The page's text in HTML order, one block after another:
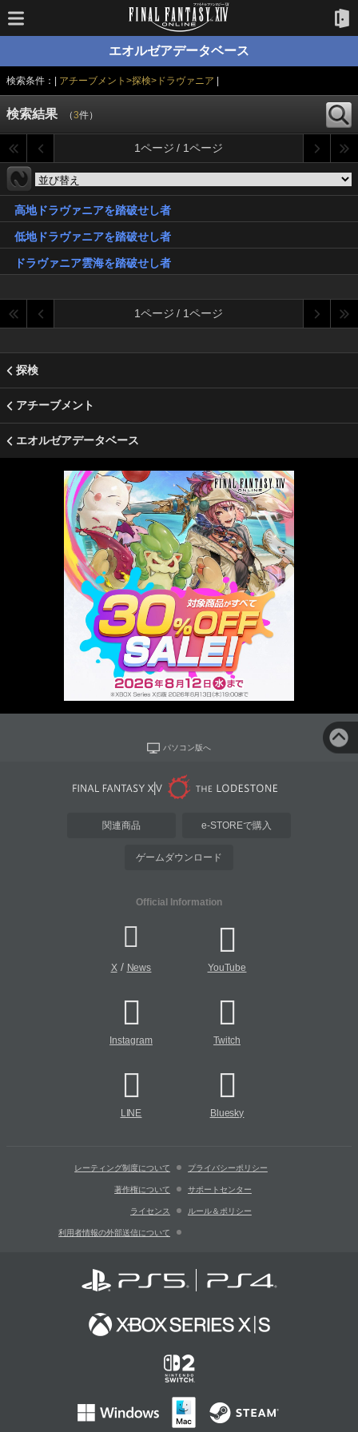
エオルゼアデータベース
検索条件：| アチーブメント>探検>ドラヴァニア
検索結果 （3件）
1ページ / 1ページ
高地ドラヴァニアを踏破せし者
低地ドラヴァニアを踏破せし者
ドラヴァニア雲海を踏破せし者
1ページ / 1ページ
探検
アチーブメント
エオルゼアデータベース
パソコン版へ
関連商品 e-STOREで購入
ゲームダウンロード
Official Information
X/ News YouTube
Instagram Twitch
LINE Bluesky
レーティング制度について プライバシーポリシー
著作権について サポートセンター
ライセンス ルール＆ポリシー
利用者情報の外部送信について